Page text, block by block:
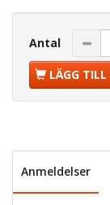
Antal
LÄGG TILL
Anmeldelser